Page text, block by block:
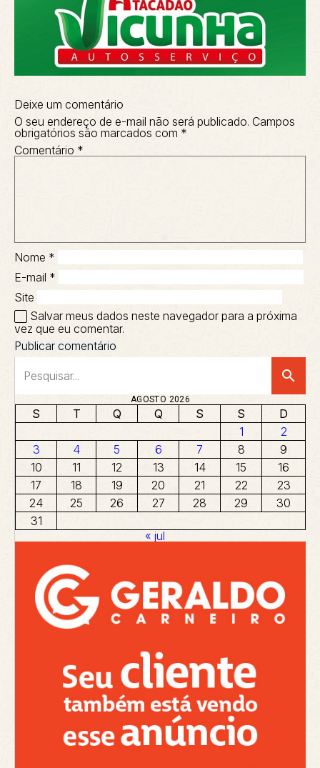
Deixe um comentário
O seu endereço de e-mail não será publicado. Campos
obrigatórios são marcados com *
Comentário *
Nome *
E-mail *
Site
Salvar meus dados neste navegador para a próxima
vez que eu comentar.
search
AGOSTO 2026
S T Q Q S S
D
1
2
3
4 5 6 7 8
9
10
11 12 13 14 15
16
17
18 19 20 21 22
23
24
25 26 27 28 29
30
31
« jul